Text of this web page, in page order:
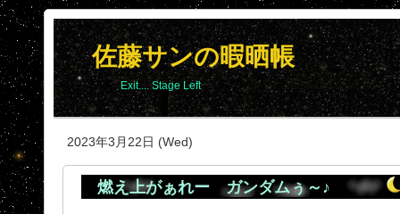
佐藤サンの暇晒帳
Exit.... Stage Left
2023年3月22日 (Wed)
燃え上がぁれー ガンダムぅ～♪